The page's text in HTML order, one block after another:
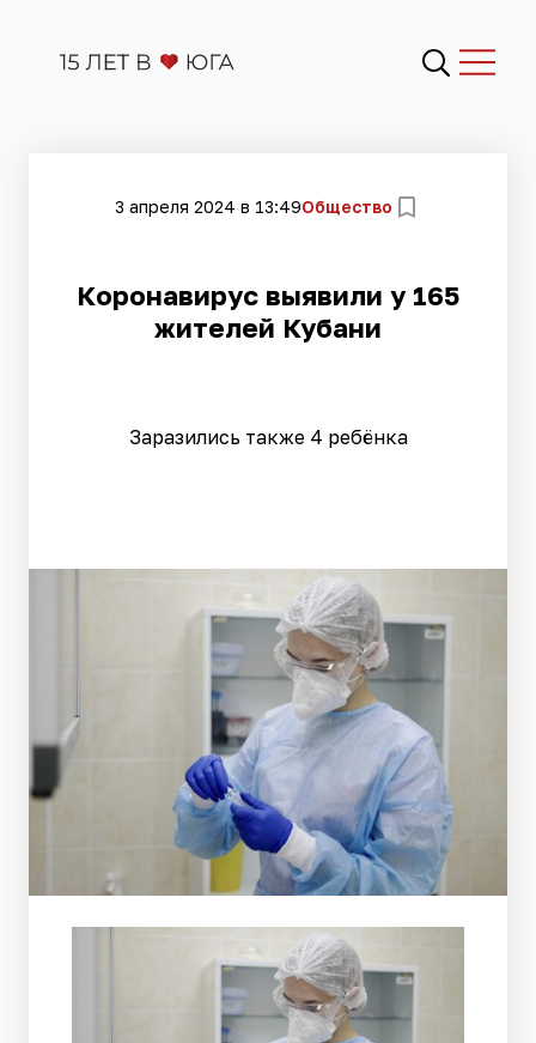
3 апреля 2024 в 13:49Общество
Коронавирус выявили у 165
жителей Кубани
Заразились также 4 ребёнка